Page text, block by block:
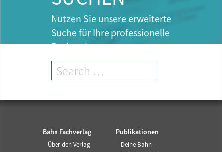
Nutzen Sie unsere erweiterte
Suche für Ihre professionelle
Recherche.
Bahn Fachverlag
Über den Verlag
Publikationen
Deine Bahn